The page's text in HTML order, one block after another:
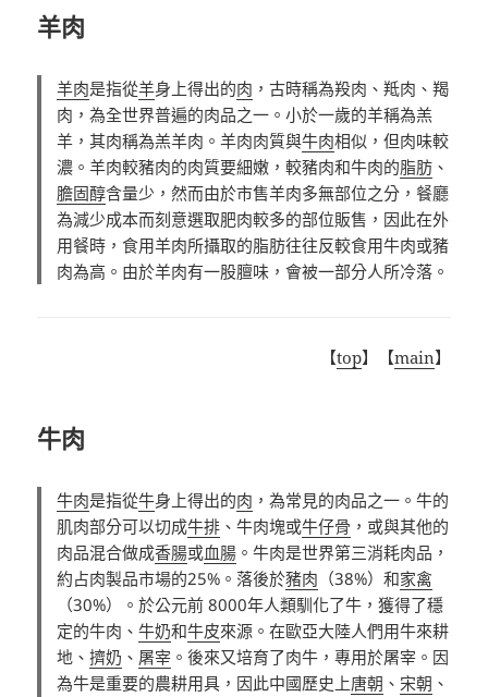
羊肉
羊肉是指從羊身上得出的肉 ，古時稱為羖肉、羝肉、羯
肉，為全世界普遍的肉品之一。小於一歲的羊稱為羔
羊，其肉稱為羔羊肉。羊肉肉質與牛肉相似，但肉味較
濃。羊肉較豬肉的肉質要細嫩，較豬肉和牛肉的脂肪 、
膽固醇含量少，然而由於市售羊肉多無部位之分，餐廳
為減少成本而刻意選取肥肉較多的部位販售，因此在外
用餐時，食用羊肉所攝取的脂肪往往反較食用牛肉或豬
肉為高。由於羊肉有一股膻味，會被一部分人所冷落。
【top】【main】
牛肉
牛肉是指從牛身上得出的肉 ，為常見的肉品之一。牛的
肌肉部分可以切成牛排 、牛肉塊或牛仔骨 ，或與其他的
肉品混合做成香腸或血腸 。牛肉是世界第三消耗肉品，
約占肉製品市場的25%。落後於豬肉 （38%）和家禽
（30%）。於公元前 8000年人類馴化了牛，獲得了穩
定的牛肉、牛奶和牛皮來源。在歐亞大陸人們用牛來耕
地、擠奶 、 屠宰 。後來又培育了肉牛，專用於屠宰。因
為牛是重要的農耕用具，因此中國歷史上唐朝 、 宋朝 、